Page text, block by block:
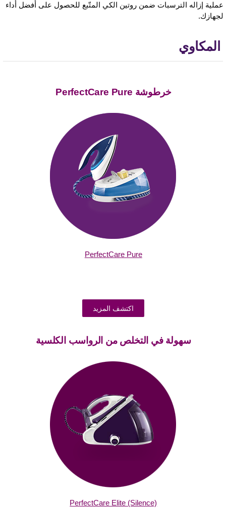
إزاله الترسبات ضمن روتين الكي المتّبع للحصول على أفضل أداء
المكاوي
خرطوشة PerfectCare Pure
PerfectCare Pure
اكتشف المزيد
سهولة في التخلص من الرواسب الكلسية
PerfectCare Elite (Silence)‎